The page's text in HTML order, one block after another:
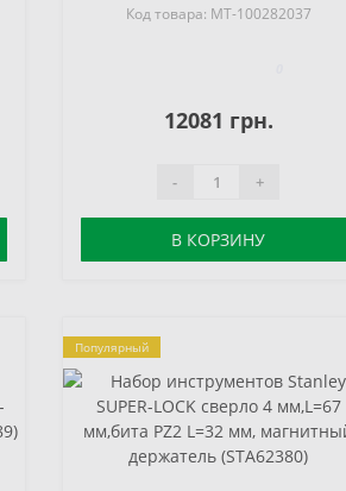
Код товара: MT-100282037
12081 грн.
- +
В КОРЗИНУ
Популярный